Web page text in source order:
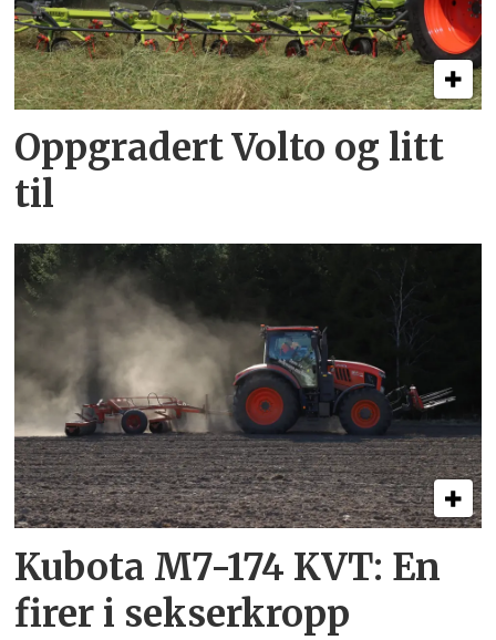
Oppgradert Volto og litt
til
Kubota M7-174 KVT: En
firer i sekserkropp